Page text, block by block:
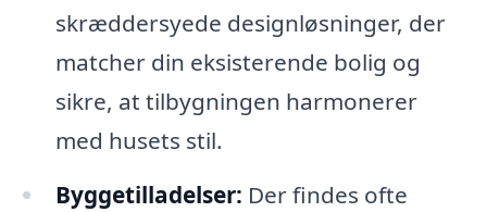
skræddersyede designløsninger, der
matcher din eksisterende bolig og
sikre, at tilbygningen harmonerer
med husets stil.
Byggetilladelser: Der findes ofte